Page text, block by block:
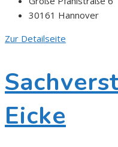
30161 Hannover
Zur Detailseite
Eicke